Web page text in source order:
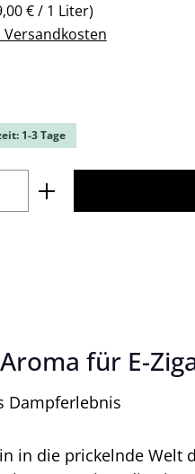
€ / 1 Liter)
Versandkosten
von 0 von 5
1-3 Tage
Gib den
für E-
Dampferlebnis
die prickelnde Welt